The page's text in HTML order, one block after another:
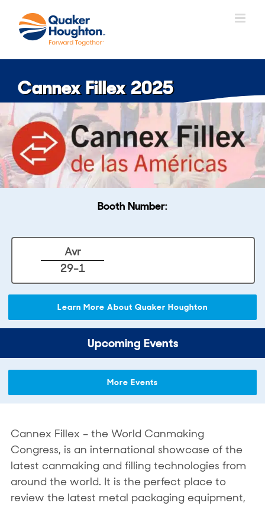
content
Cannex Fillex 2025
Cannex Fillex – the World Canmaking
Congress, is an international showcase of the
latest canmaking and filling technologies from
around the world. It is the perfect place to
review the latest metal packaging equipment,
Booth Number:
Avr
29-1
Learn More About Quaker Houghton
Upcoming Events
More Events